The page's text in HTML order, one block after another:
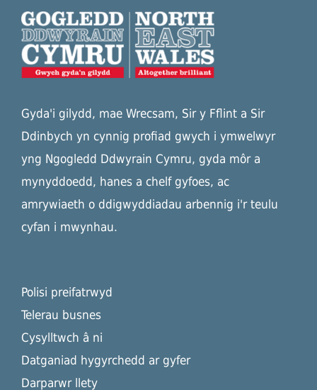
Gyda'i gilydd, mae Wrecsam, Sir y Fflint a Sir
Ddinbych yn cynnig profiad gwych i ymwelwyr
yng Ngogledd Ddwyrain Cymru, gyda môr a
mynyddoedd, hanes a chelf gyfoes, ac
amrywiaeth o ddigwyddiadau arbennig i'r teulu
cyfan i mwynhau.
Polisi preifatrwyd
Telerau busnes
Cysylltwch â ni
Datganiad hygyrchedd ar gyfer
Darparwr llety